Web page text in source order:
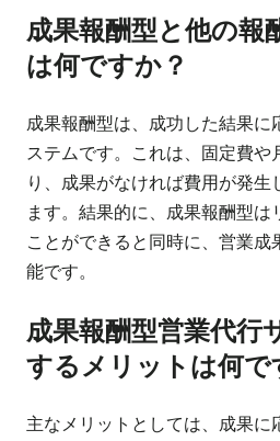
成果報酬型と他の報
は何ですか？
成果報酬型は、成功した結果に
ステムです。これは、固定費や
り、成果がなければ費用が発生
ます。結果的に、成果報酬型は
ことができると同時に、営業
能です。
成果報酬型営業代行
するメリットは何で
主なメリットとしては、成果に